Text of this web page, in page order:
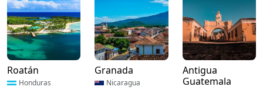
Roatán
Honduras
Granada
Nicaragua
Antigua
Guatemala